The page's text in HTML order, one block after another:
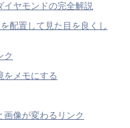
イヤモンドの完全解説
配置して見た目を良くし
ク
をメモにする
画像が変わるリンク